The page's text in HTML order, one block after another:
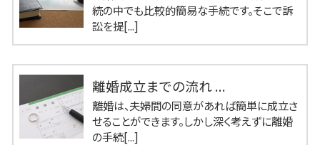
続の中でも比較的簡易な手続です。そこで訴
訟を提[...]
離婚成立までの流れ ...
離婚は、夫婦間の同意があれば簡単に成立さ
せることができます。しかし深く考えずに離婚
の手続[...]